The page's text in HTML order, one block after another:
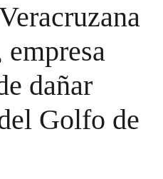
dañar
Golfo de